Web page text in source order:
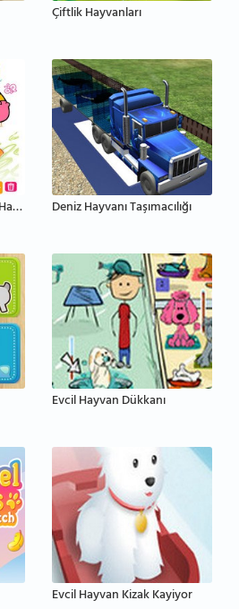
Çiftlik Hayvanları
Çizim ve Boyama Sevimli Hayvanlar Deniz Hayvanı Taşımacılığı
Evcil Hayvan Dükkanı
Evcil Hayvan Kizak Kayiyor